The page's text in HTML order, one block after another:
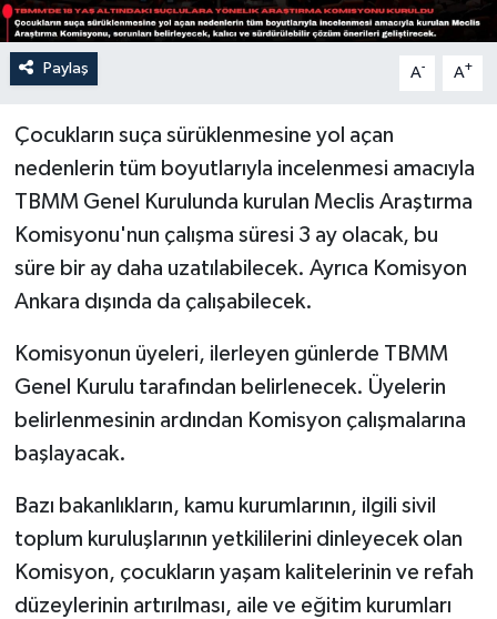
Paylaş A- A+
Çocukların suça sürüklenmesine yol açan
nedenlerin tüm boyutlarıyla incelenmesi amacıyla
TBMM Genel Kurulunda kurulan Meclis Araştırma
Komisyonu'nun çalışma süresi 3 ay olacak, bu
süre bir ay daha uzatılabilecek. Ayrıca Komisyon
Ankara dışında da çalışabilecek.
Komisyonun üyeleri, ilerleyen günlerde TBMM
Genel Kurulu tarafından belirlenecek. Üyelerin
belirlenmesinin ardından Komisyon çalışmalarına
başlayacak.
Bazı bakanlıkların, kamu kurumlarının, ilgili sivil
toplum kuruluşlarının yetkililerini dinleyecek olan
Komisyon, çocukların yaşam kalitelerinin ve refah
düzeylerinin artırılması, aile ve eğitim kurumları